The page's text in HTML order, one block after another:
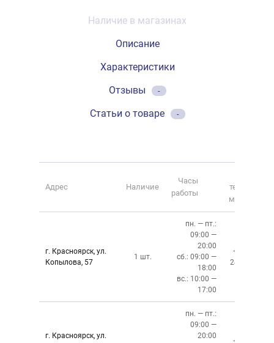
Наличие в магазинах
Описание
Характеристики
Отзывы
-
Статьи о товаре -
Адрес Наличие
Часы
работы
телефона
магазина
г. Красноярск, ул.
Копылова, 57
1 шт.
пн. — пт.:
09:00 —
20:00
сб.: 09:00 —
18:00
вс.: 10:00 —
17:00
+7 (391)
243-76-13
г. Красноярск, ул.
пн. — пт.:
09:00 —
20:00
+7 (391)